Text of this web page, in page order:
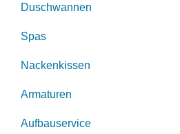
Duschwannen
Spas
Nackenkissen
Armaturen
Aufbauservice